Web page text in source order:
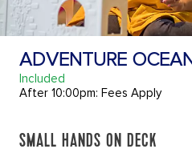
ADVENTURE
Included
After 10:00pm: Fees Apply
SMALL HANDS ON DECK